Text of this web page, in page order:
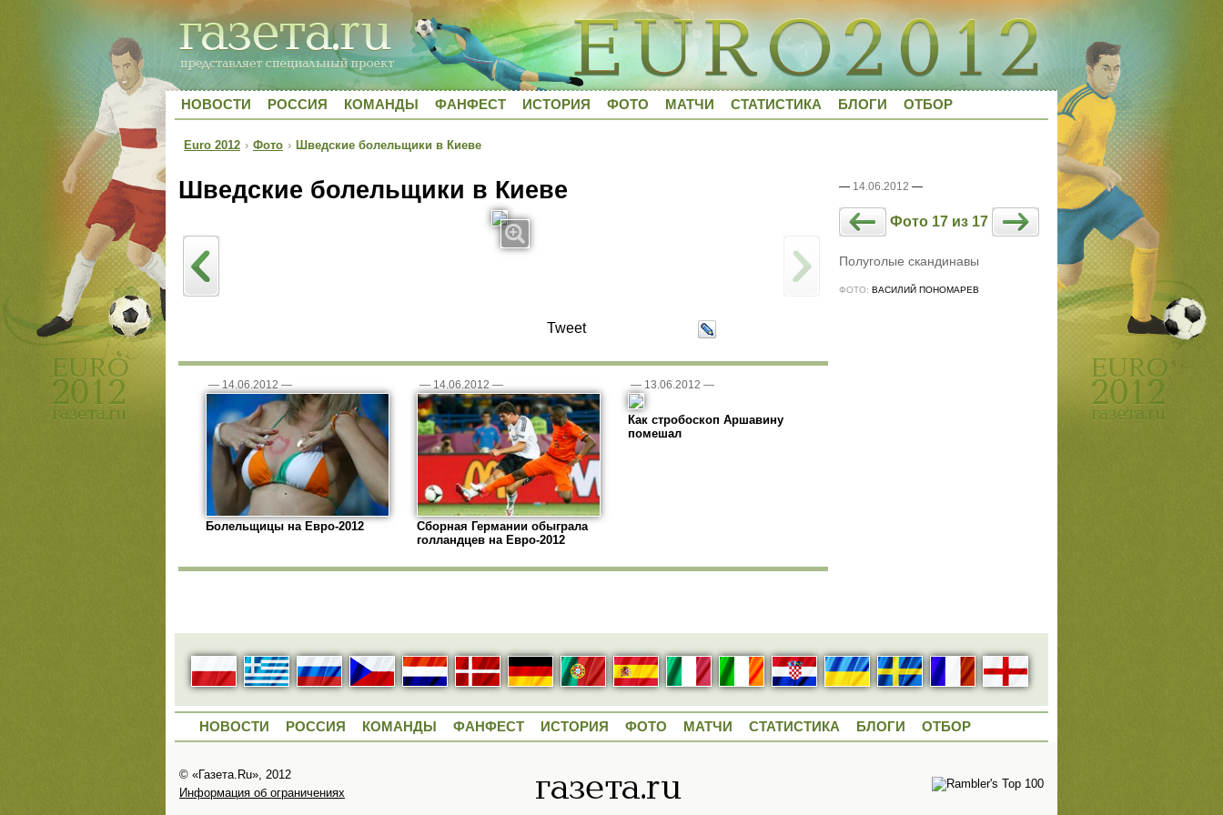
НОВОСТИ РОССИЯ КОМАНДЫ ФАНФЕСТ ИСТОРИЯ ФОТО МАТЧИ СТАТИСТИКА БЛОГИ ОТБОР
Euro 2012 › Фото › Шведские болельщики в Киеве
Шведские болельщики в Киеве
Tweet
— 14.06.2012 —
Фото 17 из 17
Полуголые скандинавы
ФОТО: ВАСИЛИЙ ПОНОМАРЕВ
— 14.06.2012 —
Болельщицы на Евро-2012
— 14.06.2012 —
Сборная Германии обыграла
голландцев на Евро-2012
— 13.06.2012 —
Как стробоскоп Аршавину
помешал
НОВОСТИ РОССИЯ КОМАНДЫ ФАНФЕСТ ИСТОРИЯ ФОТО МАТЧИ СТАТИСТИКА БЛОГИ ОТБОР
© «Газета.Ru», 2012
Информация об ограничениях